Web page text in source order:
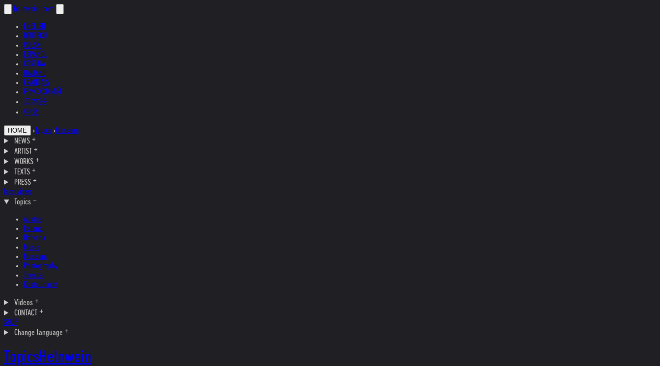
helnwein .com
ENGLISH
DEUTSCH
POLSKI
ESPAÑOL
ČEŠTINA
ITALIANO
FRANÇAIS
РУССКИЙ
日本語
中文
HOME › Topics ›Museum
NEWS
ARTIST
WORKS
TEXTS
PRESS
Interviews
Topics
Austria
Ireland
Helvetia
Music
Museum
Photography
Theater
Kristallnacht
Videos
CONTACT
SHOP
Change language
TopicsHelnwein